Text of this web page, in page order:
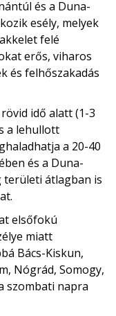
és a Duna-
esély, melyek
felé
erős, viharos
és felhőszakadás
idő alatt (1-3
a lehullott
a 20-40
és a Duna-
területi átlagban is
elsőfokú
miatt
Bács-Kiskun,
Nógrád, Somogy,
szombati napra